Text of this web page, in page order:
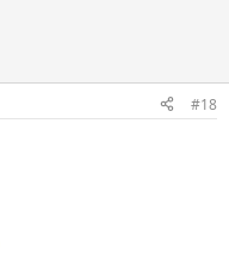
#18